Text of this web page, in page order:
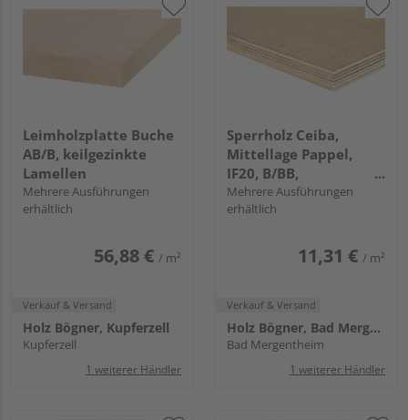
Leimholzplatte Buche
AB/B, keilgezinkte
Lamellen
Mehrere Ausführungen
erhältlich
56,88 € / m²
Verkauf & Versand
Holz Bögner, Kupferzell
Kupferzell
1 weiterer Händler
Sperrholz Ceiba,
Mittellage Pappel,
IF20, B/BB,
längsfurniert
Mehrere Ausführungen
erhältlich
11,31 € / m²
Verkauf & Versand
Holz Bögner, Bad Mergentheim
Bad Mergentheim
1 weiterer Händler